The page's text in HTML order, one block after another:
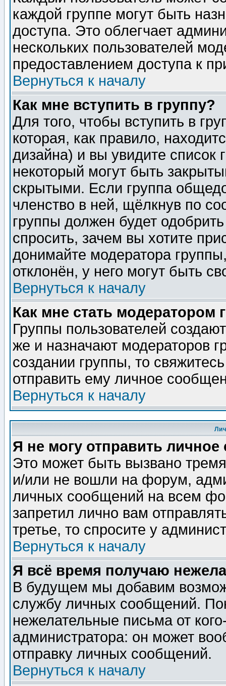
каждой группе могут быть
доступа. Это облегчает
нескольких пользователей
предоставлением доступа к
Вернуться к началу
Как мне вступить в группу?
Для того, чтобы вступить в
которая, как правило,
дизайна) и вы увидите список
некоторый могут быть
скрытыми. Если группа
членство в ней, щёлкнув по
группы должен будет
спросить, зачем вы хотите
донимайте модератора
отклонён, у него могут быть
Вернуться к началу
Как мне стать модератором
Группы пользователей
же и назначают модераторов
создании группы, то
отправить ему личное
Вернуться к началу
Я не могу отправить
Это может быть вызвано
и/или не вошли на форум,
личных сообщений на всем
запретил лично вам
третье, то спросите у
Вернуться к началу
Я всё время получаю
В будущем мы добавим
службу личных сообщений.
нежелательные письма от
администратора: он может
отправку личных сообщений.
Вернуться к началу